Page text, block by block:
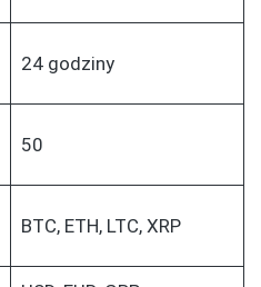
24 godziny
50
BTC, ETH, LTC, XRP